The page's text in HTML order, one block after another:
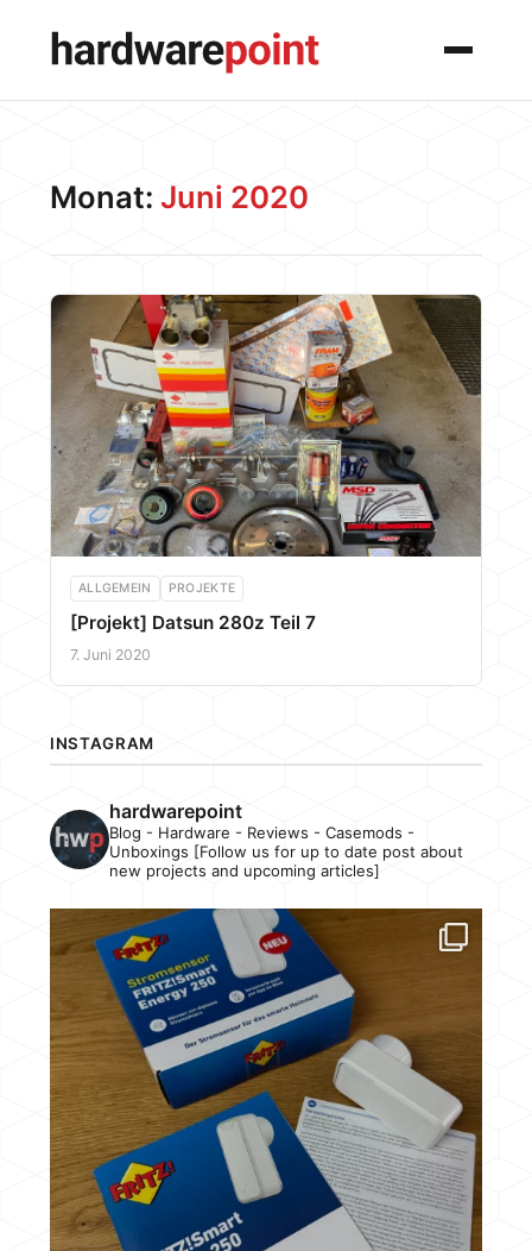
Menü
Monat: Juni 2020
ALLGEMEIN PROJEKTE
[Projekt] Datsun 280z Teil 7
7. Juni 2020
INSTAGRAM
hardwarepoint
Blog - Hardware - Reviews - Casemods -
Unboxings [Follow us for up to date post about
new projects and upcoming articles]